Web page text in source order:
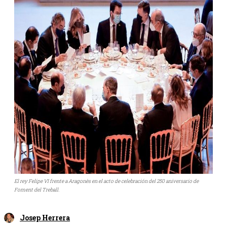
El rey Felipe VI frente a Aragonès en el acto de celebración del 250 aniversario de
Foment del Treball.
Josep Herrera